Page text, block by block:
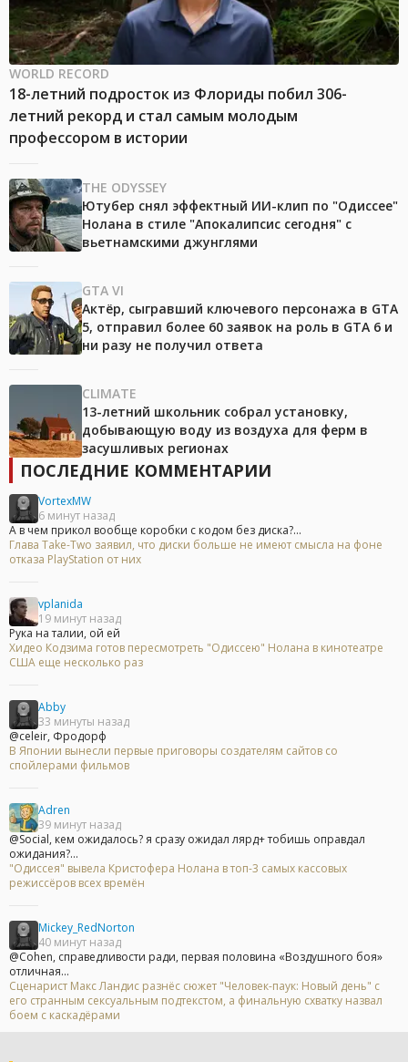
WORLD RECORD
18-летний подросток из Флориды побил 306-
летний рекорд и стал самым молодым
профессором в истории
THE ODYSSEY
Ютубер снял эффектный ИИ-клип по "Одиссее"
Нолана в стиле "Апокалипсис сегодня" с
вьетнамскими джунглями
GTA VI
Актёр, сыгравший ключевого персонажа в GTA
5, отправил более 60 заявок на роль в GTA 6 и
ни разу не получил ответа
CLIMATE
13-летний школьник собрал установку,
добывающую воду из воздуха для ферм в
засушливых регионах
ПОСЛЕДНИЕ КОММЕНТАРИИ
VortexMW
6 минут назад
А в чем прикол вообще коробки с кодом без диска?...
Глава Take-Two заявил, что диски больше не имеют смысла на фоне
отказа PlayStation от них
vplanida
19 минут назад
Рука на талии, ой ей
Хидео Кодзима готов пересмотреть "Одиссею" Нолана в кинотеатре
США еще несколько раз
Abby
33 минуты назад
@celeir, Фродорф
В Японии вынесли первые приговоры создателям сайтов со
спойлерами фильмов
Adren
39 минут назад
@Social, кем ожидалось? я сразу ожидал лярд+ тобишь оправдал
ожидания?...
"Одиссея" вывела Кристофера Нолана в топ-3 самых кассовых
режиссёров всех времён
Mickey_RedNorton
40 минут назад
@Cohen, справедливости ради, первая половина «Воздушного боя»
отличная...
Сценарист Макс Ландис разнёс сюжет "Человек-паук: Новый день" с
его странным сексуальным подтекстом, а финальную схватку назвал
боем с каскадёрами